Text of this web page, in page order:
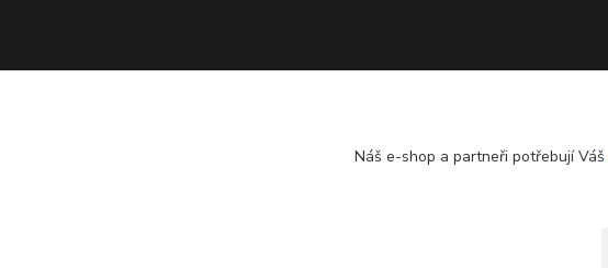
Náš e-shop a partneři potřebují Váš